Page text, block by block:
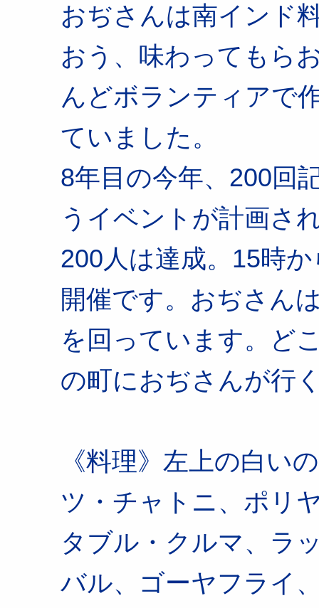
おぢさんは南インド
おう、味わってもら
んどボランティアで
ていました。
8年目の今年、200回
うイベントが計画さ
200人は達成。15時
開催です。おぢさん
を回っています。ど
の町におぢさんが行
《料理》左上の白い
ツ・チャトニ、ポリ
タブル・クルマ、ラ
バル、ゴーヤフライ